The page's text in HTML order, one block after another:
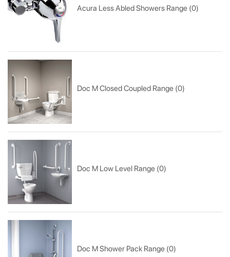
Acura Less Abled Showers Range (0)
Doc M Closed Coupled Range (0)
Doc M Low Level Range (0)
Doc M Shower Pack Range (0)